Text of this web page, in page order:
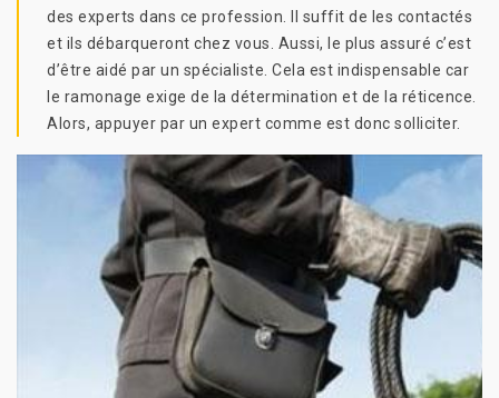
des experts dans ce profession. Il suffit de les contactés
et ils débarqueront chez vous. Aussi, le plus assuré c’est
d’être aidé par un spécialiste. Cela est indispensable car
le ramonage exige de la détermination et de la réticence.
Alors, appuyer par un expert comme est donc solliciter.